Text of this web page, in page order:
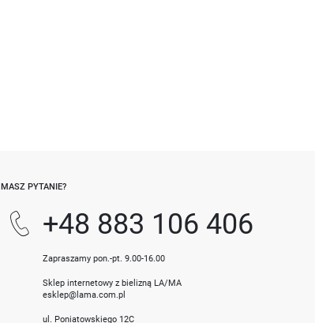
MASZ PYTANIE?
+48 883 106 406
Zapraszamy pon.-pt. 9.00-16.00
Sklep internetowy z bielizną LA/MA
esklep@lama.com.pl
ul. Poniatowskiego 12C